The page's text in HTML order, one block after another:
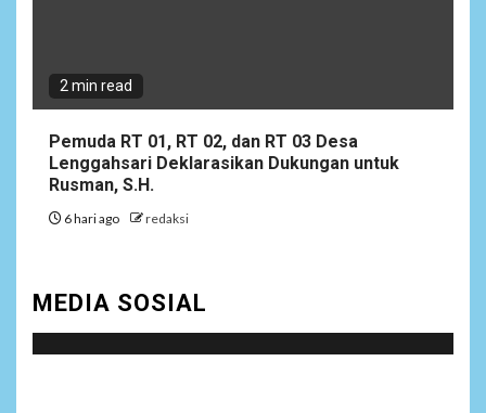
2 min read
Pemuda RT 01, RT 02, dan RT 03 Desa
Lenggahsari Deklarasikan Dukungan untuk
Rusman, S.H.
6 hari ago redaksi
MEDIA SOSIAL
Istri AKP Padlun Alfitri Minta
Satreskrim Polres Batu Bara